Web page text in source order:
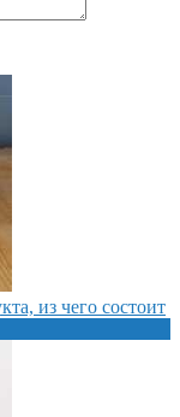
из чего состоит